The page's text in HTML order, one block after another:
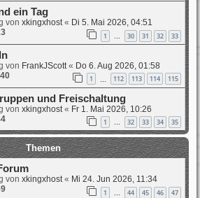
ein Tag
von xkingxhost« Di 5. Mai 2026, 04:51
1 30 31 32 33
von FrankJScott « Do 6. Aug 2026, 01:58
1 112 113 114 115
und Freischaltung
von xkingxhost « Fr 1. Mai 2026, 10:26
1 … 32 33 34 35
Themen
von xkingxhost« Mi 24. Jun 2026, 11:34
1 … 44 45 46 47